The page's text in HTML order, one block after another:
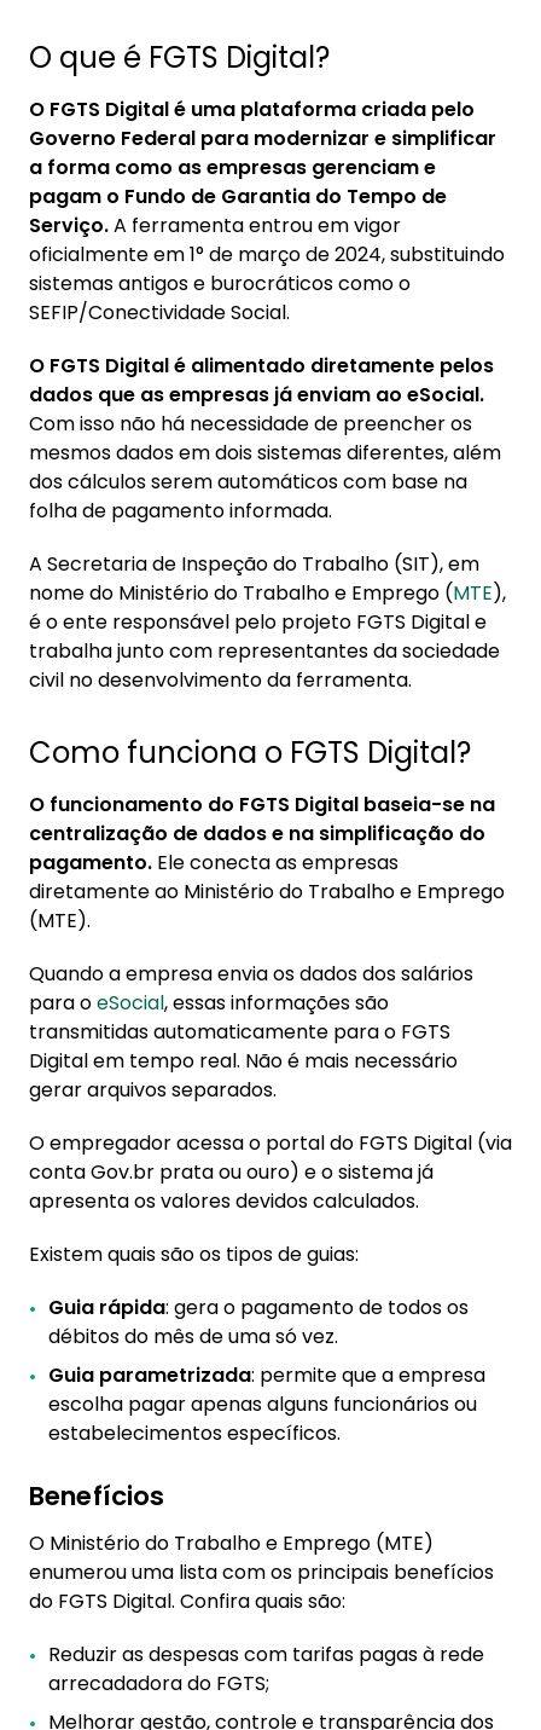
O que é FGTS Digital?
O FGTS Digital é uma plataforma criada pelo
Governo Federal para modernizar e simplificar
a forma como as empresas gerenciam e
pagam o Fundo de Garantia do Tempo de
Serviço.A ferramenta entrou em vigor
oficialmente em 1° de março de 2024, substituindo
sistemas antigos e burocráticos como o
SEFIP/Conectividade Social.
O FGTS Digital é alimentado diretamente pelos
dados que as empresas já enviam ao eSocial.
Com isso não há necessidade de preencher os
mesmos dados em dois sistemas diferentes, além
dos cálculos serem automáticos com base na
folha de pagamento informada.
A Secretaria de Inspeção do Trabalho (SIT), em
nome do Ministério do Trabalho e Emprego (MTE),
é o ente responsável pelo projeto FGTS Digital e
trabalha junto com representantes da sociedade
civil no desenvolvimento da ferramenta.
Como funciona o FGTS Digital?
O funcionamento do FGTS Digital baseia-se na
centralização de dados e na simplificação do
pagamento. Ele conecta as empresas
diretamente ao Ministério do Trabalho e Emprego
(MTE).
Quando a empresa envia os dados dos salários
para oeSocial, essas informações são
transmitidas automaticamente para o FGTS
Digital em tempo real. Não é mais necessário
gerar arquivos separados.
O empregador acessa o portal do FGTS Digital (via
conta Gov.br prata ou ouro) e o sistema já
apresenta os valores devidos calculados.
Existem quais são os tipos de guias:
Guia rápida: gera o pagamento de todos os
débitos do mês de uma só vez.
Guia parametrizada: permite que a empresa
escolha pagar apenas alguns funcionários ou
estabelecimentos específicos.
Benefícios
O Ministério do Trabalho e Emprego (MTE)
enumerou uma lista com os principais benefícios
do FGTS Digital. Confira quais são:
Reduzir as despesas com tarifas pagas à rede
arrecadadora do FGTS;
Melhorar gestão, controle e transparência dos